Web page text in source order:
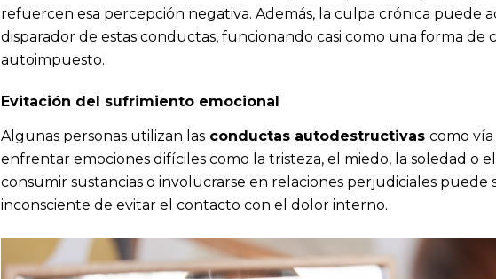
refuercen esa percepción negativa. Además, la culpa crónica puede
disparador de estas conductas, funcionando casi como una forma de
autoimpuesto.
Evitación del sufrimiento emocional
Algunas personas utilizan las conductas autodestructivas como vía
enfrentar emociones difíciles como la tristeza, el miedo, la soledad o
consumir sustancias o involucrarse en relaciones perjudiciales puede
inconsciente de evitar el contacto con el dolor interno.